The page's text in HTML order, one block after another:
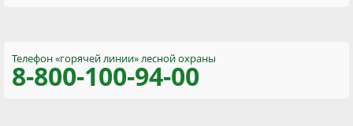
Телефон «горячей линии»лесной охраны
8-800-100-94-00